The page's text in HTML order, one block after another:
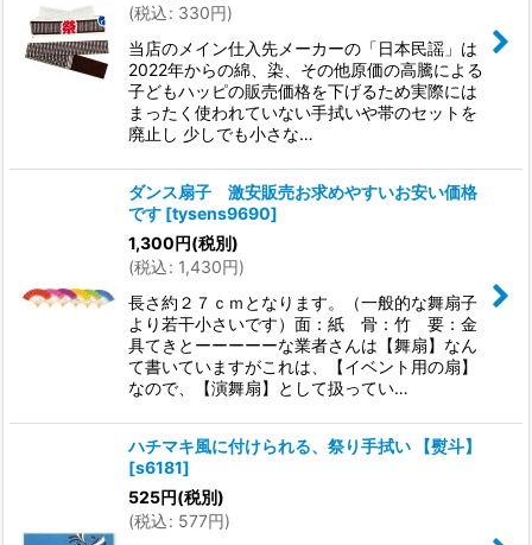
(税込: 330円)
当店のメイン仕入先メーカーの「日本民謡」は
2022年からの綿、染、その他原価の高騰による
子どもハッピの販売価格を下げるため実際には
まったく使われていない手拭いや帯のセットを
廃止し 少しでも小さな…
ダンス扇子 激安販売お求めやすいお安い価格
です [tysens9690]
1,300円(税別)
(税込: 1,430円)
長さ約２７ｃｍとなります。（一般的な舞扇子
より若干小さいです）面：紙 骨：竹 要：金
具てきとーーーーーな業者さんは【舞扇】なん
て書いていますがこれは、【イベント用の扇】
なので、【演舞扇】として扱ってい…
ハチマキ風に付けられる、祭り手拭い 【熨斗】
[s6181]
525円(税別)
(税込: 577円)